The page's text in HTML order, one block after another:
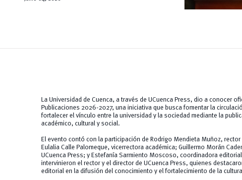
La Universidad de Cuenca, a través de UCuenca Press, dio a conocer
Publicaciones 2026-2027, una iniciativa que busca fomentar la
fortalecer el vínculo entre la universidad y la sociedad mediante la
académico, cultural y social.
El evento contó con la participación de Rodrigo Mendieta Muñoz, rector
Eulalia Calle Palomeque, vicerrectora académica; Guillermo Morán
UCuenca Press; y Estefanía Sarmiento Moscoso, coordinadora
intervinieron el rector y el director de UCuenca Press, quienes
editorial en la difusión del conocimiento y el fortalecimiento de la